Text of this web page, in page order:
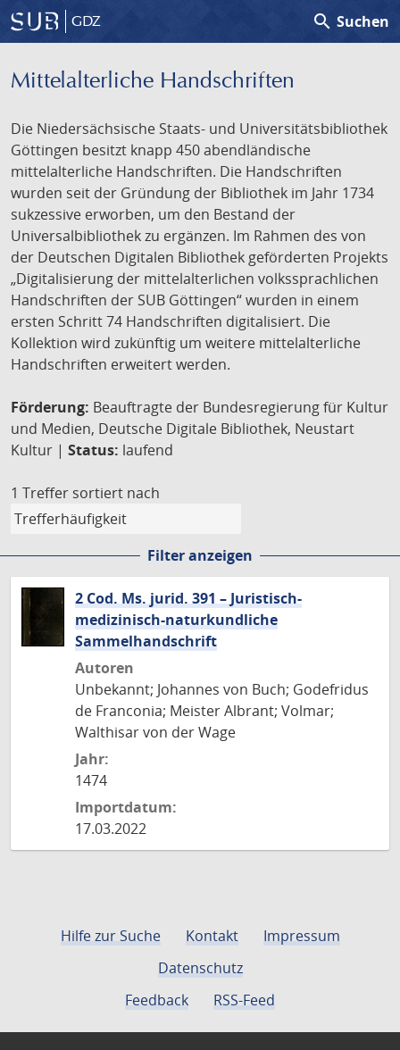
GDZ search Suchen
Mittelalterliche Handschriften
Die Niedersächsische Staats- und Universitätsbibliothek
Göttingen besitzt knapp 450 abendländische
mittelalterliche Handschriften. Die Handschriften
wurden seit der Gründung der Bibliothek im Jahr 1734
sukzessive erworben, um den Bestand der
Universalbibliothek zu ergänzen. Im Rahmen des von
der Deutschen Digitalen Bibliothek geförderten Projekts
„Digitalisierung der mittelalterlichen volkssprachlichen
Handschriften der SUB Göttingen“ wurden in einem
ersten Schritt 74 Handschriften digitalisiert. Die
Kollektion wird zukünftig um weitere mittelalterliche
Handschriften erweitert werden.
Förderung: Beauftragte der Bundesregierung für Kultur
und Medien, Deutsche Digitale Bibliothek, Neustart
Kultur | Status: laufend
1 Treffer sortiert nach
Filter anzeigen
2 Cod. Ms. jurid. 391 – Juristisch-
medizinisch-naturkundliche
Sammelhandschrift
Autoren
Unbekannt; Johannes von Buch; Godefridus
de Franconia; Meister Albrant; Volmar;
Walthisar von der Wage
Jahr:
1474
Importdatum:
17.03.2022
Hilfe zur Suche Kontakt
Impressum
Datenschutz
Feedback
RSS-Feed